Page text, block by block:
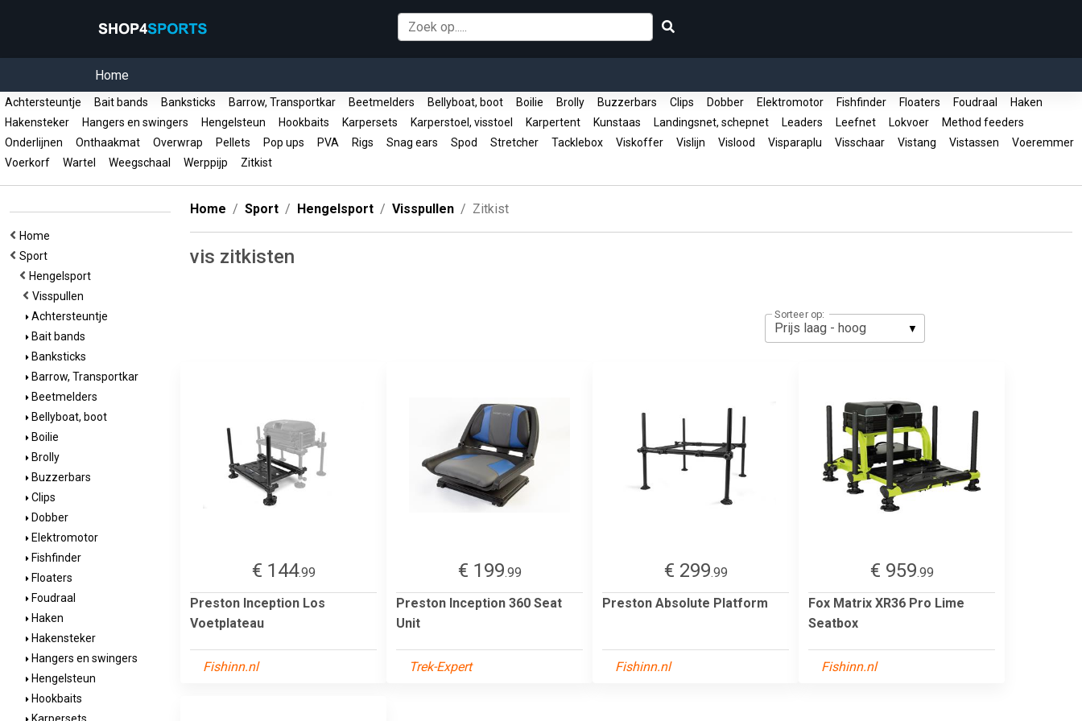
Home
Achtersteuntje Bait bands Banksticks Barrow, Transportkar Beetmelders Bellyboat, boot Boilie Brolly Buzzerbars Clips Dobber Elektromotor Fishfinder Floaters Foudraal
Haken
Hakensteker
Hangers en swingers Hengelsteun Hookbaits Karpersets Karperstoel, visstoel Karpertent Kunstaas Landingsnet, schepnet Leaders Leefnet Lokvoer
Method feeders
Onderlijnen
Onthaakmat Overwrap Pellets Pop ups PVA Rigs Snag ears Spod Stretcher Tacklebox Viskoffer Vislijn Vislood Visparaplu Visschaar Vistang Vistassen
Voeremmer
Voerkorf
Wartel Weegschaal Werppijp Zitkist
Home
Sport
Hengelsport
Visspullen
Achtersteuntje
Bait bands
Banksticks
Barrow, Transportkar
Beetmelders
Bellyboat, boot
Boilie
Brolly
Buzzerbars
Clips
Dobber
Elektromotor
Fishfinder
Floaters
Foudraal
Haken
Hakensteker
Hangers en swingers
Hengelsteun
Hookbaits
Home Sport Hengelsport Visspullen Zitkist
vis zitkisten
Sorteer op:
€ 144.99
Preston Inception Los
Voetplateau
Fishinn.nl
€ 199.99
Preston Inception 360 Seat
Unit
Trek-Expert
€ 299.99
Preston Absolute Platform
Fishinn.nl
€ 959.99
Fox Matrix XR36 Pro Lime
Seatbox
Fishinn.nl